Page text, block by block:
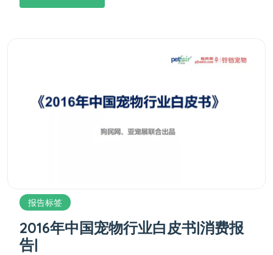
报告标签
2016年中国宠物行业白皮书|消费报
告|